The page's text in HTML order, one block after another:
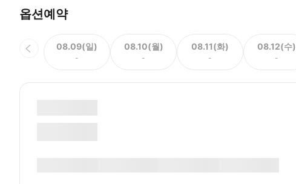
옵션예약
08.09(일)
-
08.10(월)
-
08.11(화)
-
08.12(수)
-